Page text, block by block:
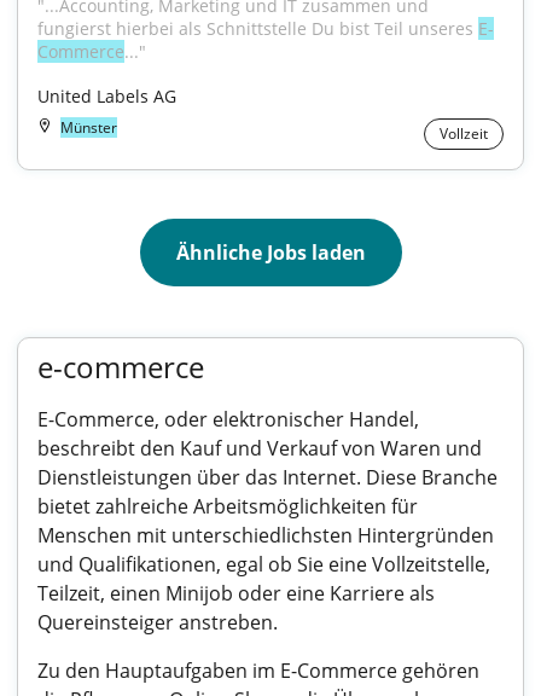
"...Accounting, Marketing und IT zusammen und
fungierst hierbei als Schnittstelle Du bist Teil unseres E-
Commerce..."
United Labels AG
Münster Vollzeit
Ähnliche Jobs laden
e-commerce
E-Commerce, oder elektronischer Handel,
beschreibt den Kauf und Verkauf von Waren und
Dienstleistungen über das Internet. Diese Branche
bietet zahlreiche Arbeitsmöglichkeiten für
Menschen mit unterschiedlichsten Hintergründen
und Qualifikationen, egal ob Sie eine Vollzeitstelle,
Teilzeit, einen Minijob oder eine Karriere als
Quereinsteiger anstreben.
Zu den Hauptaufgaben im E-Commerce gehören